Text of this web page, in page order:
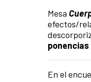
Mesa
efectos/
En el